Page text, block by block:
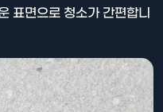
표면으로 청소가 간편합니